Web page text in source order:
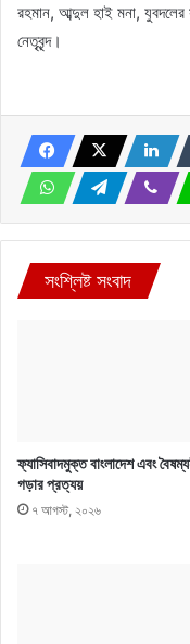
রহমান, আব্দুল হাই মনা,
নেতৃবৃন্দ।
সংশ্লিষ্ট সংবাদ
ফ্যাসিবাদমুক্ত বাংলাদেশ এবং
গড়ার প্রত্যয়
৭ আগস্ট, ২০২৬